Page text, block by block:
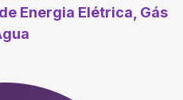
Energia Elétrica, Gás